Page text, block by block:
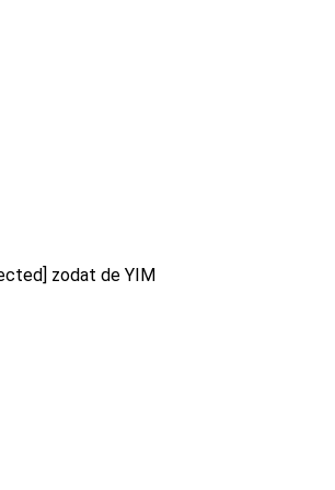
zodat de YIM